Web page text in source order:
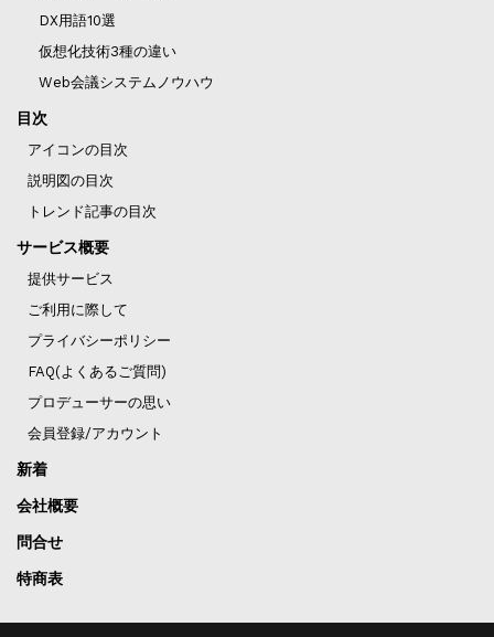
DX用語10選
仮想化技術3種の違い
Web会議システムノウハウ
目次
アイコンの目次
説明図の目次
トレンド記事の目次
サービス概要
提供サービス
ご利用に際して
プライバシーポリシー
FAQ(よくあるご質問)
プロデューサーの思い
会員登録/アカウント
新着
会社概要
問合せ
特商表